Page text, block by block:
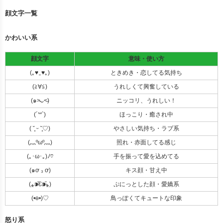
顔文字一覧
かわいい系
顔文字
意味・使い方
(｡♥‿♥｡)
ときめき・恋してる気持ち
(≧∀≦)
うれしくて興奮している
(๑˃̵ᴗ˂̵)
ニッコリ、うれしい！
(´꒳`)
ほっこり・癒され中
( ˘͈ ᵕ ˘͈♡)
やさしい気持ち・ラブ系
(灬ºωº灬)
照れ・赤面してる感じ
(｡･ω･｡)ﾉ♡
手を振って愛を込めてる
(๑ơ ₃ ơ)
キス顔・甘え中
(⁎⁍̴̆Ɛ⁍̴̆⁎)
ぷにっとした顔・愛嬌系
(•ө•)♡
鳥っぽくてキュートな印象
怒り系